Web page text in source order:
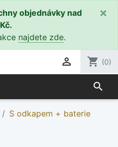
objednávky nad
najdete zde.
×
 shopping_cart (0)
search
S odkapem + baterie